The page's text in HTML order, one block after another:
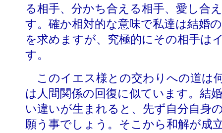
る相手、分かち合える相手、愛し合
す。確か相対的な意味で私達は結婚
を求めますが、究極的にその相手は
す。
このイエス様との交わりへの道は
は人間関係の回復に似ています。結
い違いが生まれると、先ず自分自身
願う事でしょう。そこから和解が成